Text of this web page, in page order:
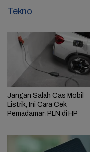
Tekno
Jangan Salah Cas Mobil
Listrik, Ini Cara Cek
Pemadaman PLN di HP